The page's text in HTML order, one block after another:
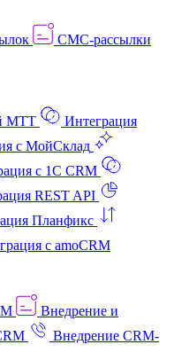
СМС-рассылки
МТТ
Интеграция
с МойСклад
с 1C CRM
REST API
Планфикс
с amoCRM
Внедрение и
Внедрение CRM-